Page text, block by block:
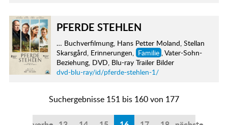
PFERDE STEHLEN
… Buchverfilmung, Hans Petter Moland, Stellan
Skarsgård, Erinnerungen, Familie , Vater-Sohn-
Beziehung, DVD, Blu-ray Trailer Bilder
dvd-blu-ray/id/pferde-stehlen-1/
Suchergebnisse 151 bis 160 von 177